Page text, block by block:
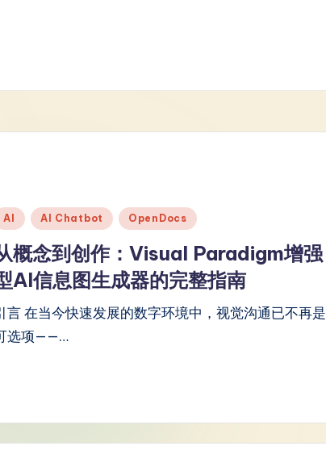
AI AI Chatbot OpenDocs
概念到创作：Visual Paradigm增强
AI信息图生成器的完整指南
言 在当今快速发展的数字环境中，视觉沟通已不再是
选项——…